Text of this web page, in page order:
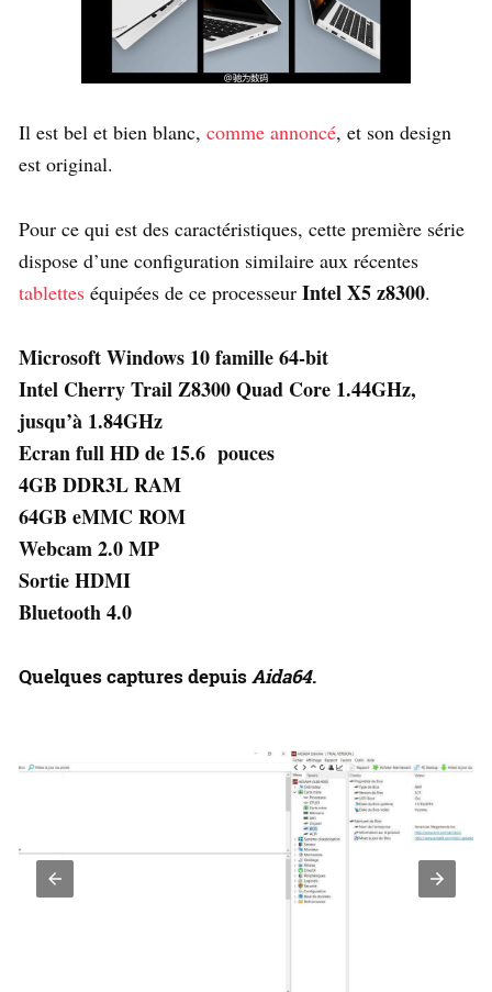
Il est bel et bien blanc, comme annoncé, et son design
est original.
Pour ce qui est des caractéristiques, cette première série
dispose d’une configuration similaire aux récentes
tablettes équipées de ce processeur Intel X5 z8300.
Microsoft Windows 10 famille 64-bit
Intel Cherry Trail Z8300 Quad Core 1.44GHz,
jusqu’à 1.84GHz
Ecran full HD de 15.6 pouces
4GB DDR3L RAM
64GB eMMC ROM
Webcam 2.0 MP
Sortie HDMI
Bluetooth 4.0
Quelques captures depuisAida64.